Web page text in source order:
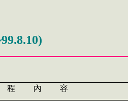
程 內 容